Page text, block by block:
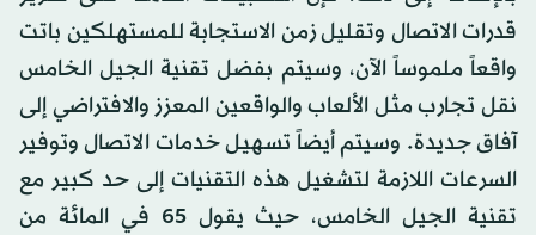
قدرات الاتصال وتقليل زمن الاستجابة للمستهلكين باتت
واقعاً ملموساً الآن، وسيتم بفضل تقنية الجيل الخامس
نقل تجارب مثل الألعاب والواقعين المعزز والافتراضي إلى
آفاق جديدة. وسيتم أيضاً تسهيل خدمات الاتصال وتوفير
السرعات اللازمة لتشغيل هذه التقنيات إلى حد كبير مع
تقنية الجيل الخامس، حيث يقول 65 في المائة من